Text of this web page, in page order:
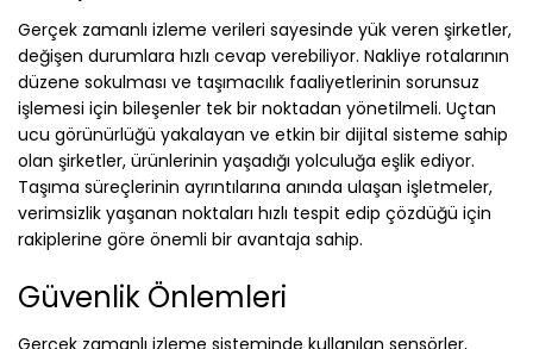
Gerçek zamanlı izleme verileri sayesinde yük veren şirketler,
değişen durumlara hızlı cevap verebiliyor. Nakliye rotalarının
düzene sokulması ve taşımacılık faaliyetlerinin sorunsuz
işlemesi için bileşenler tek bir noktadan yönetilmeli. Uçtan
ucu görünürlüğü yakalayan ve etkin bir dijital sisteme sahip
olan şirketler, ürünlerinin yaşadığı yolculuğa eşlik ediyor.
Taşıma süreçlerinin ayrıntılarına anında ulaşan işletmeler,
verimsizlik yaşanan noktaları hızlı tespit edip çözdüğü için
rakiplerine göre önemli bir avantaja sahip.
Güvenlik Önlemleri
Gerçek zamanlı izleme sisteminde kullanılan sensörler,